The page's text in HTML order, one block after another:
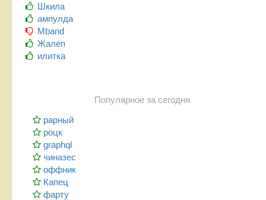
Шкила
ампулда
Mband
Жалеп
илитка
Популярное за сегодня
рарный
роцк
graphql
чиназес
оффник
Капец
фарту